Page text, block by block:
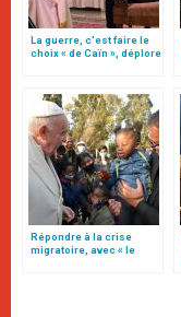
La guerre, c’est faire le
choix « de Caïn », déplore
Répondre à la crise
migratoire, avec « le